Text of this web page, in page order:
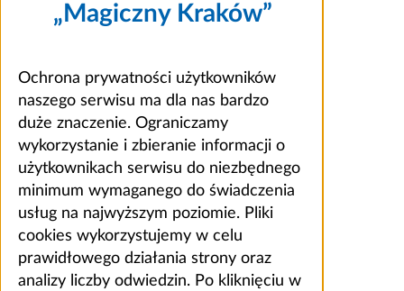
„Magiczny Kraków”
Ochrona prywatności użytkowników
naszego serwisu ma dla nas bardzo
duże znaczenie. Ograniczamy
wykorzystanie i zbieranie informacji o
użytkownikach serwisu do niezbędnego
minimum wymaganego do świadczenia
usług na najwyższym poziomie. Pliki
cookies wykorzystujemy w celu
prawidłowego działania strony oraz
analizy liczby odwiedzin. Po kliknięciu w